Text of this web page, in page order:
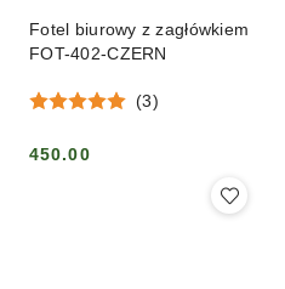
Fotel biurowy z zagłówkiem
FOT-402-CZERN
(3)
Cena:
450.00